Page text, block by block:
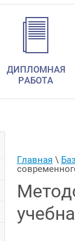
ДИПЛОМНАЯ
РАБОТА
Главная \